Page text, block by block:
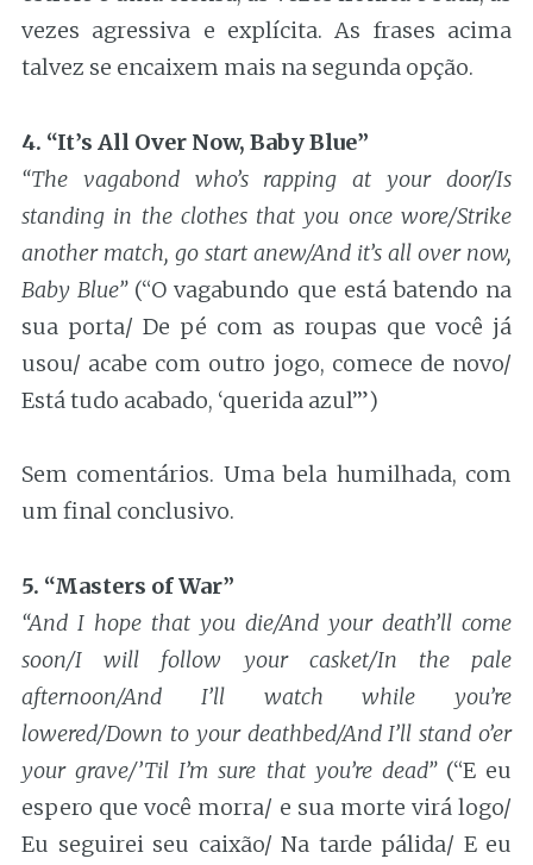
vezes agressiva e explícita. As frases acima
talvez se encaixem mais na segunda opção.
4. “It’s All Over Now, Baby Blue”
“The vagabond who’s rapping at your door/Is
standing in the clothes that you once wore/Strike
another match, go start anew/And it’s all over now,
Baby Blue”(“O vagabundo que está batendo na
sua porta/ De pé com as roupas que você já
usou/ acabe com outro jogo, comece de novo/
Está tudo acabado, ‘querida azul’”)
Sem comentários. Uma bela humilhada, com
um final conclusivo.
5. “Masters of War”
“And I hope that you die/And your death’ll come
soon/I will follow your casket/In the pale
afternoon/And I’ll watch while you’re
lowered/Down to your deathbed/And I’ll stand o’er
your grave/’Til I’m sure that you’re dead” (“E eu
espero que você morra/ e sua morte virá logo/
Eu seguirei seu caixão/ Na tarde pálida/ E eu